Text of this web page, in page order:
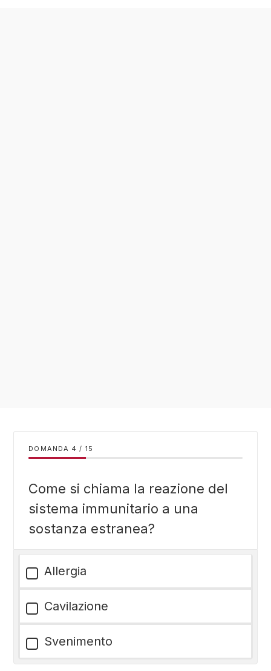
DOMANDA / 15
Come si chiama la reazione del
sistema immunitario a una
sostanza estranea?
Allergia
Cavilazione
Svenimento